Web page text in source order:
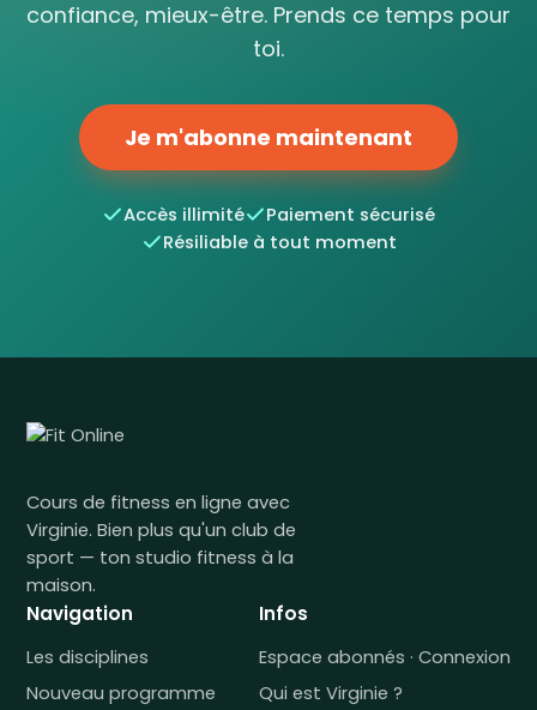
confiance, mieux-être. Prends ce temps pour
toi.
Je m'abonne maintenant
Accès illimité
Paiement sécurisé
Résiliable à tout moment
Cours de fitness en ligne avec
Virginie. Bien plus qu'un club de
sport — ton studio fitness à la
maison.
Navigation
Les disciplines
Nouveau programme
Infos
Espace abonnés · Connexion
Qui est Virginie ?